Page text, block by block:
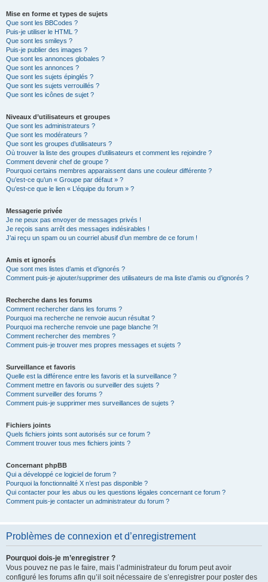
Mise en forme et types de sujets
Que sont les BBCodes ?
Puis-je utiliser le HTML ?
Que sont les smileys ?
Puis-je publier des images ?
Que sont les annonces globales ?
Que sont les annonces ?
Que sont les sujets épinglés ?
Que sont les sujets verrouillés ?
Que sont les icônes de sujet ?
Niveaux d’utilisateurs et groupes
Que sont les administrateurs ?
Que sont les modérateurs ?
Que sont les groupes d’utilisateurs ?
Où trouver la liste des groupes d’utilisateurs et comment les rejoindre ?
Comment devenir chef de groupe ?
Pourquoi certains membres apparaissent dans une couleur différente ?
Qu’est-ce qu’un « Groupe par défaut » ?
Qu’est-ce que le lien « L’équipe du forum » ?
Messagerie privée
Je ne peux pas envoyer de messages privés !
Je reçois sans arrêt des messages indésirables !
J’ai reçu un spam ou un courriel abusif d’un membre de ce forum !
Amis et ignorés
Que sont mes listes d’amis et d’ignorés ?
Comment puis-je ajouter/supprimer des utilisateurs de ma liste d’amis ou d’ignorés ?
Recherche dans les forums
Comment rechercher dans les forums ?
Pourquoi ma recherche ne renvoie aucun résultat ?
Pourquoi ma recherche renvoie une page blanche ?!
Comment rechercher des membres ?
Comment puis-je trouver mes propres messages et sujets ?
Surveillance et favoris
Quelle est la différence entre les favoris et la surveillance ?
Comment mettre en favoris ou surveiller des sujets ?
Comment surveiller des forums ?
Comment puis-je supprimer mes surveillances de sujets ?
Fichiers joints
Quels fichiers joints sont autorisés sur ce forum ?
Comment trouver tous mes fichiers joints ?
Concernant phpBB
Qui a développé ce logiciel de forum ?
Pourquoi la fonctionnalité X n’est pas disponible ?
Qui contacter pour les abus ou les questions légales concernant ce forum ?
Comment puis-je contacter un administrateur du forum ?
Problèmes de connexion et d’enregistrement
Pourquoi dois-je m’enregistrer ?
Vous pouvez ne pas le faire, mais l’administrateur du forum peut avoir
configuré les forums afin qu’il soit nécessaire de s’enregistrer pour poster des